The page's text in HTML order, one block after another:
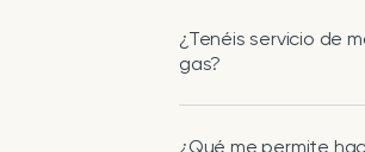
¿Tenéis servicio de
gas?
¿Qué me permite